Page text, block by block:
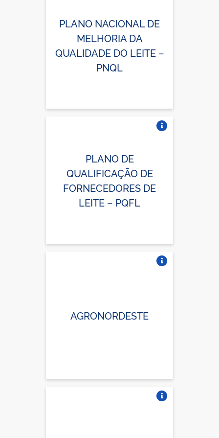
PLANO NACIONAL DE
MELHORIA DA
QUALIDADE DO LEITE –
PNQL
PLANO DE
QUALIFICAÇÃO DE
FORNECEDORES DE
LEITE – PQFL
AGRONORDESTE